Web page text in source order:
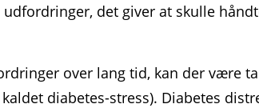
det giver at skulle
over lang tid, kan der være
diabetes-stress). Diabetes